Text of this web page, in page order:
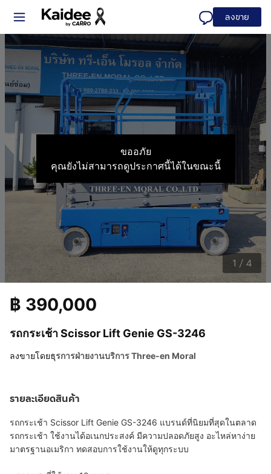
ลงขาย
ขออภัย
คุณยังไม่สามารถดูประกาศนี้ได้ในขณะนี้
1 / 4
รถกระเช้า Scissor Lift Genie GS-3246
฿ 390,000
ลงขายโดยธุรการฝ่ายงานบริการ Three-en Moral
รายละเอียดสินค้า
รถกระเช้า Scissor Lift Genie GS-3246 แบรนด์ที่นิยมที่สุดในตลาด
รถกระเช้า ใช้งานได้อเนกประสงค์ มีความปลอดภัยสูง อะไหล่หาง่าย
มาตรฐานอเมริกา ทดสอบการใช้งานให้ดูทุกระบบ